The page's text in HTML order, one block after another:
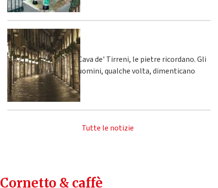
Cava de' Tirreni, le pietre ricordano. Gli
uomini, qualche volta, dimenticano
Tutte le notizie
Cornetto & caffè